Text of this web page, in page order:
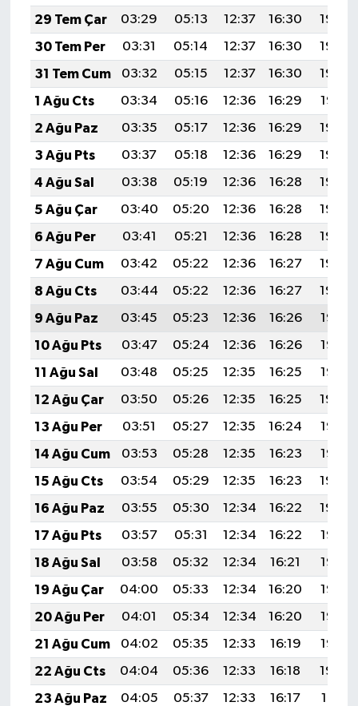
29 Tem Çar
03:29 05:13 12:37 16:30
19:50
30 Tem Per
03:31 05:14 12:37 16:30
19:49
31 Tem Cum
03:32 05:15 12:37 16:30
19:48
1 Ağu Cts
03:34 05:16 12:36 16:29
19:47
2 Ağu Paz
03:35 05:17 12:36 16:29
19:46
3 Ağu Pts
03:37 05:18 12:36 16:29
19:45
4 Ağu Sal
03:38 05:19 12:36 16:28
19:44
5 Ağu Çar
03:40 05:20 12:36 16:28
19:43
6 Ağu Per
03:41 05:21 12:36 16:28
19:42
7 Ağu Cum
03:42 05:22 12:36 16:27
19:40
8 Ağu Cts
03:44 05:22 12:36 16:27
19:39
9 Ağu Paz
03:45 05:23 12:36 16:26
19:38
10 Ağu Pts
03:47 05:24 12:36 16:26
19:37
11 Ağu Sal
03:48 05:25 12:35 16:25
19:35
12 Ağu Çar
03:50 05:26 12:35 16:25
19:34
13 Ağu Per
03:51 05:27 12:35 16:24
19:33
14 Ağu Cum
03:53 05:28 12:35 16:23
19:32
15 Ağu Cts
03:54 05:29 12:35 16:23
19:30
16 Ağu Paz
03:55 05:30 12:34 16:22
19:29
17 Ağu Pts
03:57 05:31 12:34 16:22
19:27
18 Ağu Sal
03:58 05:32 12:34 16:21
19:26
19 Ağu Çar
04:00 05:33 12:34 16:20
19:25
20 Ağu Per
04:01 05:34 12:34 16:20
19:23
21 Ağu Cum
04:02 05:35 12:33 16:19
19:22
22 Ağu Cts
04:04 05:36 12:33 16:18
19:20
23 Ağu Paz
04:05 05:37 12:33 16:17
19:19